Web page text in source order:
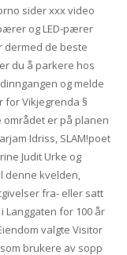
sider xxx video
og LED-pærer
dermed de beste
du å parkere hos
og melde
for Vikjegrenda §
området er på planen
Idriss, SLAM!poet
Judit Urke og
denne kvelden,
fra- eller satt
Langgaten for 100 år
valgte Visitor
brukere av sopp